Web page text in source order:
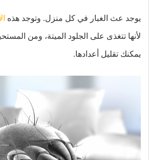
يوجد عث الغبار في كل منزل. وتوجد هذه
لأنها تتغذى على الجلود الميتة، ومن
يمكنك تقليل أعدادها.